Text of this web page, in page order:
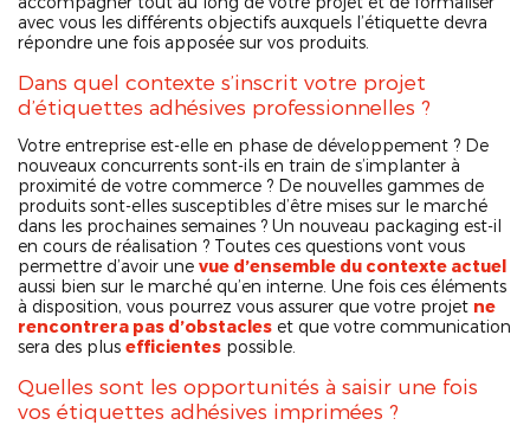
avec vous les différents objectifs auxquels l’étiquette devra
répondre une fois apposée sur vos produits.
Dans quel contexte s’inscrit votre projet
d’étiquettes adhésives professionnelles ?
Votre entreprise est-elle en phase de développement ? De
nouveaux concurrents sont-ils en train de s’implanter à
proximité de votre commerce ? De nouvelles gammes de
produits sont-elles susceptibles d’être mises sur le marché
dans les prochaines semaines ? Un nouveau packaging est-il
en cours de réalisation ? Toutes ces questions vont vous
permettre d’avoir une vue d’ensemble du contexte actuel
aussi bien sur le marché qu’en interne. Une fois ces éléments
à disposition, vous pourrez vous assurer que votre projet ne
rencontrera pas d’obstacles et que votre communication
sera des plus efficientes possible.
Quelles sont les opportunités à saisir une fois
vos étiquettes adhésives imprimées ?